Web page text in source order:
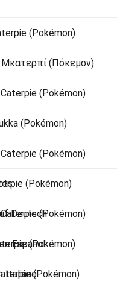
(Pokémon)
(Πόκεμον)
(Pokémon)
(Pokémon)
(Pokémon)
(Pokémon)
(Pokémon)
(Pokémon)
(Pokémon)
Deutsch
Español